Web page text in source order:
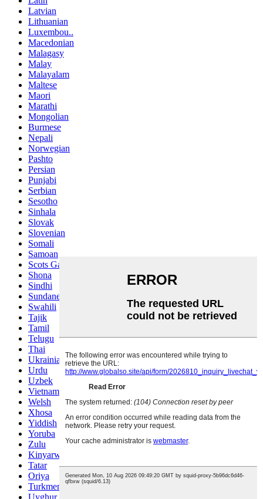
Latvian
Lithuanian
Luxembou..
Macedonian
Malagasy
Malay
Malayalam
Maltese
Maori
Marathi
Mongolian
Burmese
Nepali
Norwegian
Pashto
Persian
Punjabi
Serbian
Sesotho
Sinhala
Slovak
Slovenian
Somali
Samoan
Scots Gaelic
Shona
Sindhi
Sundanese
Swahili
Tajik
Tamil
Telugu
Thai
Ukrainian
Urdu
Uzbek
Vietnamese
Welsh
Xhosa
Yiddish
Yoruba
Zulu
Kinyarwanda
Tatar
Oriya
Turkmen
Uyghur